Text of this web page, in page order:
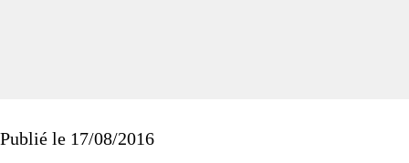
Publié le 17/08/2016